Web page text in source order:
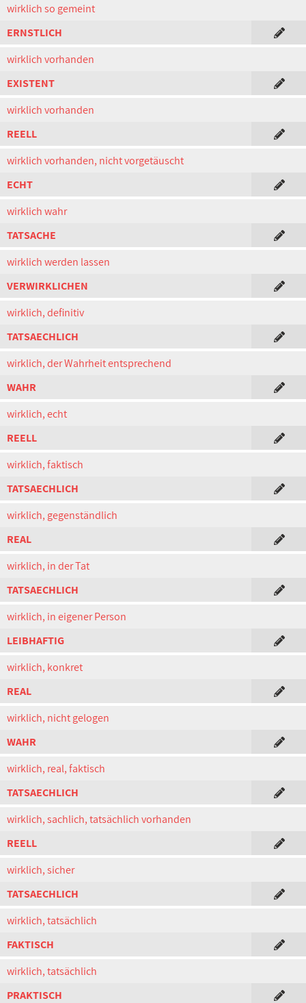
wirklich so gemeint
ERNSTLICH
wirklich vorhanden
EXISTENT
wirklich vorhanden
REELL
wirklich vorhanden, nicht vorgetäuscht
ECHT
wirklich wahr
TATSACHE
wirklich werden lassen
VERWIRKLICHEN
wirklich, definitiv
TATSAECHLICH
wirklich, der Wahrheit entsprechend
WAHR
wirklich, echt
REELL
wirklich, faktisch
TATSAECHLICH
wirklich, gegenständlich
REAL
wirklich, in der Tat
TATSAECHLICH
wirklich, in eigener Person
LEIBHAFTIG
wirklich, konkret
REAL
wirklich, nicht gelogen
WAHR
wirklich, real, faktisch
TATSAECHLICH
wirklich, sachlich, tatsächlich vorhanden
REELL
wirklich, sicher
TATSAECHLICH
wirklich, tatsächlich
FAKTISCH
wirklich, tatsächlich
PRAKTISCH